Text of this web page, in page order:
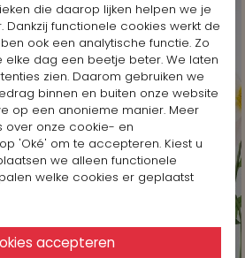
die daarop lijken helpen we je
Dankzij functionele cookies werkt de
ook een analytische functie. Zo
elke dag een beetje beter. We laten
zien. Daarom gebruiken we
binnen en buiten onze website
op een anonieme manier. Meer
over onze cookie- en
'Oké' om te accepteren. Kiest u
we alleen functionele
welke cookies er geplaatst